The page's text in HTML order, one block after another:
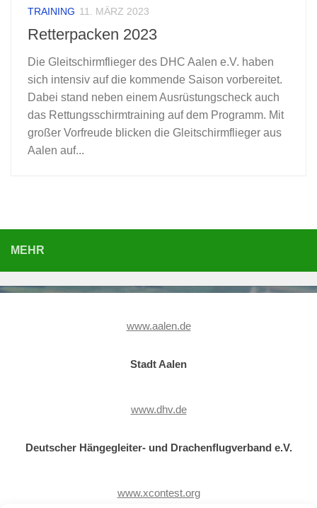
TRAINING 11. MÄRZ 2023
Retterpacken 2023
Die Gleitschirmflieger des DHC Aalen e.V. haben
sich intensiv auf die kommende Saison vorbereitet.
Dabei stand neben einem Ausrüstungscheck auch
das Rettungsschirmtraining auf dem Programm. Mit
großer Vorfreude blicken die Gleitschirmflieger aus
Aalen auf...
MEHR
www.aalen.de
Stadt Aalen
www.dhv.de
Deutscher Hängegleiter- und Drachenflugverband e.V.
www.xcontest.org